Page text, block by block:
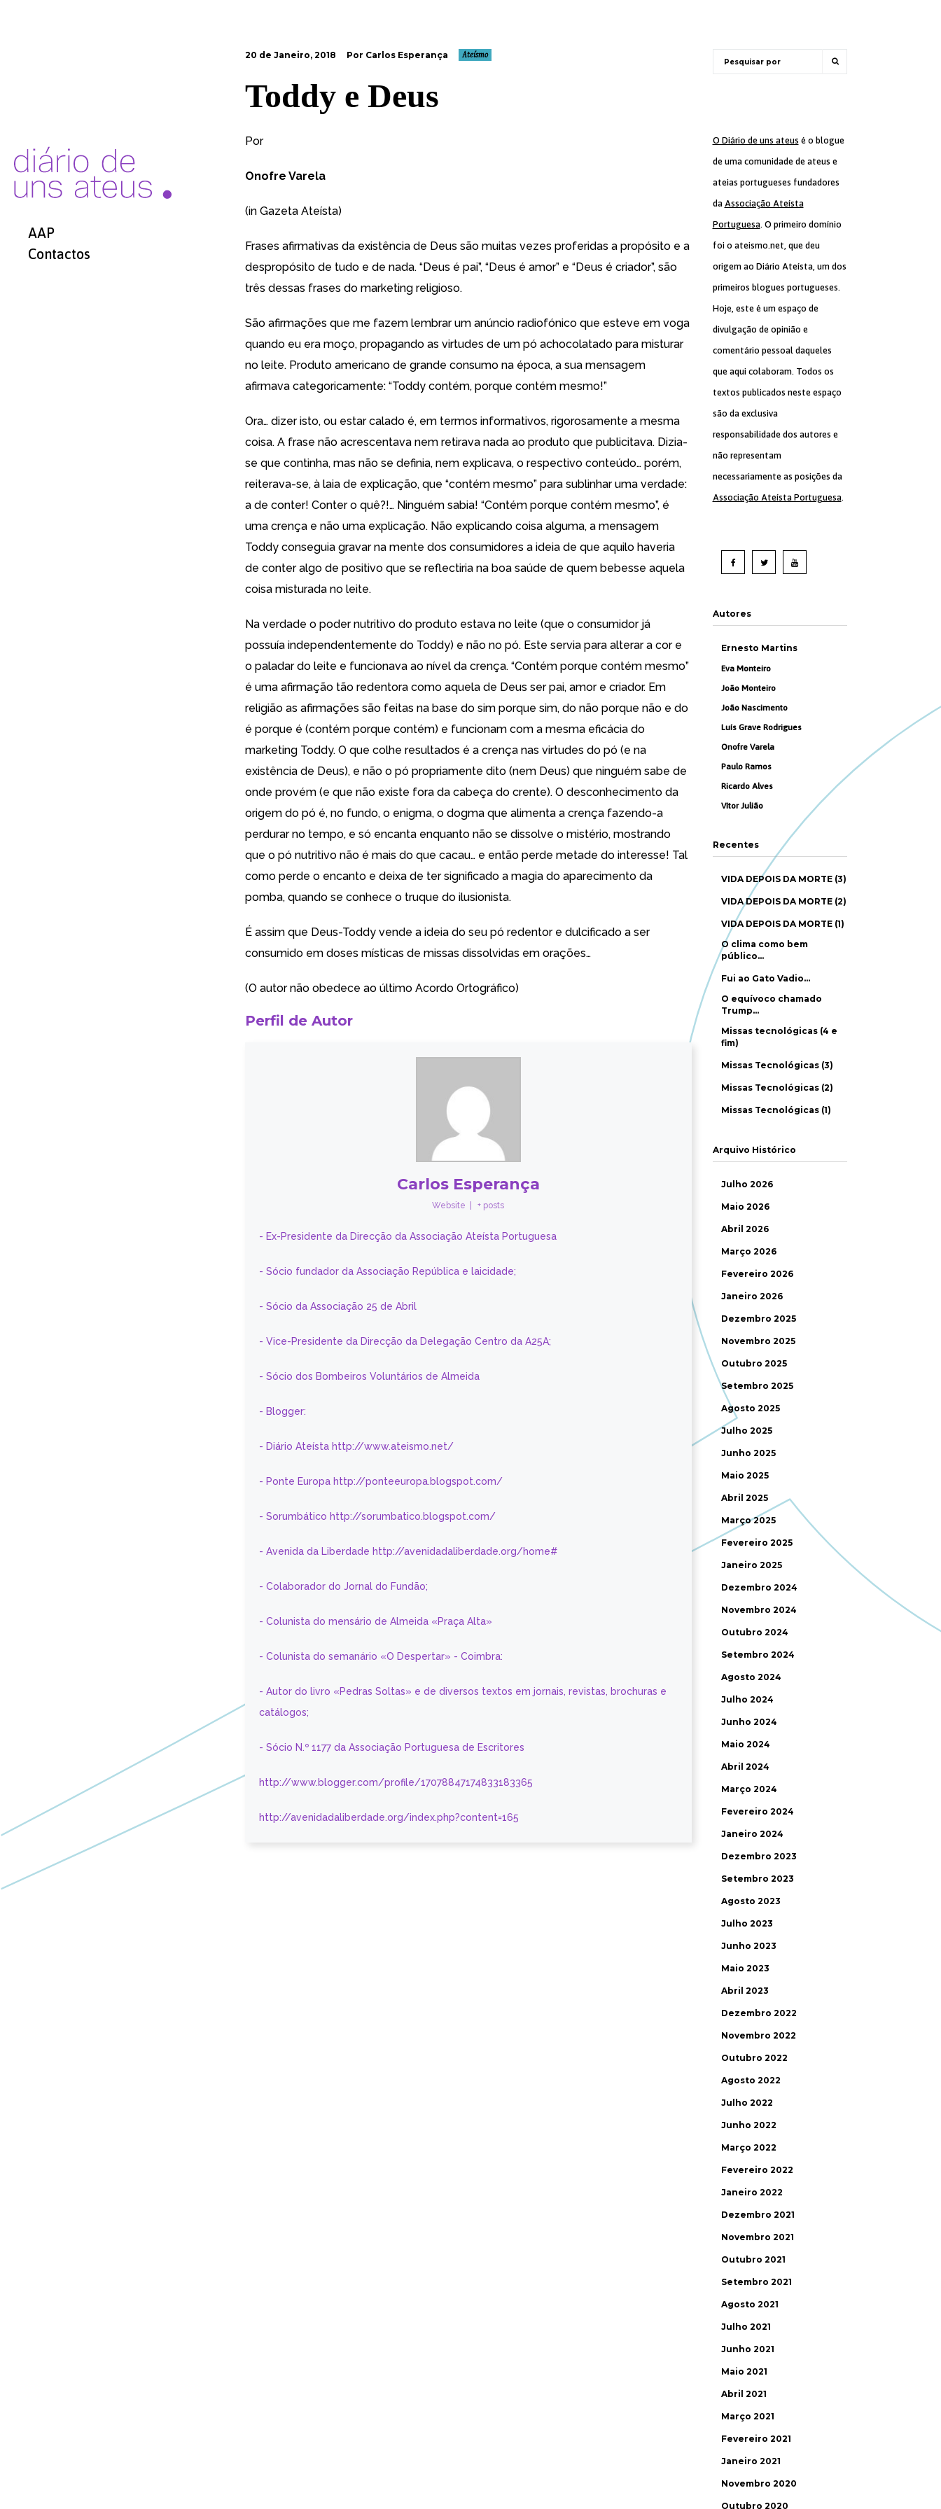
AAP
Contactos
20 de Janeiro, 2018 Por Carlos Esperança Ateísmo
Toddy e Deus
Por
Onofre Varela
(in Gazeta Ateísta)
Frases afirmativas da existência de Deus são muitas vezes proferidas a propósito e a
despropósito de tudo e de nada. “Deus é pai”, “Deus é amor” e “Deus é criador”, são
três dessas frases do marketing religioso.
São afirmações que me fazem lembrar um anúncio radiofónico que esteve em voga
quando eu era moço, propagando as virtudes de um pó achocolatado para misturar
no leite. Produto americano de grande consumo na época, a sua mensagem
afirmava categoricamente: “Toddy contém, porque contém mesmo!”
Ora… dizer isto, ou estar calado é, em termos informativos, rigorosamente a mesma
coisa. A frase não acrescentava nem retirava nada ao produto que publicitava. Dizia-
se que continha, mas não se definia, nem explicava, o respectivo conteúdo… porém,
reiterava-se, à laia de explicação, que “contém mesmo” para sublinhar uma verdade:
a de conter! Conter o quê?!… Ninguém sabia! “Contém porque contém mesmo”, é
uma crença e não uma explicação. Não explicando coisa alguma, a mensagem
Toddy conseguia gravar na mente dos consumidores a ideia de que aquilo haveria
de conter algo de positivo que se reflectiria na boa saúde de quem bebesse aquela
coisa misturada no leite.
Na verdade o poder nutritivo do produto estava no leite (que o consumidor já
possuía independentemente do Toddy) e não no pó. Este servia para alterar a cor e
o paladar do leite e funcionava ao nível da crença. “Contém porque contém mesmo”
é uma afirmação tão redentora como aquela de Deus ser pai, amor e criador. Em
religião as afirmações são feitas na base do sim porque sim, do não porque não e do
é porque é (contém porque contém) e funcionam com a mesma eficácia do
marketing Toddy. O que colhe resultados é a crença nas virtudes do pó (e na
existência de Deus), e não o pó propriamente dito (nem Deus) que ninguém sabe de
onde provém (e que não existe fora da cabeça do crente). O desconhecimento da
origem do pó é, no fundo, o enigma, o dogma que alimenta a crença fazendo-a
perdurar no tempo, e só encanta enquanto não se dissolve o mistério, mostrando
que o pó nutritivo não é mais do que cacau… e então perde metade do interesse! Tal
como perde o encanto e deixa de ter significado a magia do aparecimento da
pomba, quando se conhece o truque do ilusionista.
É assim que Deus-Toddy vende a ideia do seu pó redentor e dulcificado a ser
consumido em doses místicas de missas dissolvidas em orações…
(O autor não obedece ao último Acordo Ortográfico)
Perfil de Autor
Carlos Esperança
Website + posts
- Ex-Presidente da Direcção da Associação Ateísta Portuguesa
- Sócio fundador da Associação República e laicidade;
- Sócio da Associação 25 de Abril
- Vice-Presidente da Direcção da Delegação Centro da A25A;
- Sócio dos Bombeiros Voluntários de Almeida
- Blogger:
- Diário Ateísta http://www.ateismo.net/
- Ponte Europa http://ponteeuropa.blogspot.com/
- Sorumbático http://sorumbatico.blogspot.com/
- Avenida da Liberdade http://avenidadaliberdade.org/home#
- Colaborador do Jornal do Fundão;
- Colunista do mensário de Almeida «Praça Alta»
- Colunista do semanário «O Despertar» - Coimbra:
- Autor do livro «Pedras Soltas» e de diversos textos em jornais, revistas, brochuras e
catálogos;
- Sócio N.º 1177 da Associação Portuguesa de Escritores
http://www.blogger.com/profile/17078847174833183365
http://avenidadaliberdade.org/index.php?content=165
O Diário de uns ateus é o blogue
de uma comunidade de ateus e
ateias portugueses fundadores
da Associação Ateísta
Portuguesa. O primeiro domínio
foi o ateismo.net, que deu
origem ao Diário Ateísta, um dos
primeiros blogues portugueses.
Hoje, este é um espaço de
divulgação de opinião e
comentário pessoal daqueles
que aqui colaboram. Todos os
textos publicados neste espaço
são da exclusiva
responsabilidade dos autores e
não representam
necessariamente as posições da
Associação Ateísta Portuguesa.
Autores
Ernesto Martins
Eva Monteiro
João Monteiro
João Nascimento
Luís Grave Rodrigues
Onofre Varela
Paulo Ramos
Ricardo Alves
Vítor Julião
Recentes
VIDA DEPOIS DA MORTE (3)
VIDA DEPOIS DA MORTE (2)
VIDA DEPOIS DA MORTE (1)
O clima como bem
público…
Fui ao Gato Vadio…
O equívoco chamado
Trump…
Missas tecnológicas (4 e
fim)
Missas Tecnológicas (3)
Missas Tecnológicas (2)
Missas Tecnológicas (1)
Arquivo Histórico
Julho 2026
Maio 2026
Abril 2026
Março 2026
Fevereiro 2026
Janeiro 2026
Dezembro 2025
Novembro 2025
Outubro 2025
Setembro 2025
Agosto 2025
Julho 2025
Junho 2025
Maio 2025
Abril 2025
Março 2025
Fevereiro 2025
Janeiro 2025
Dezembro 2024
Novembro 2024
Outubro 2024
Setembro 2024
Agosto 2024
Julho 2024
Junho 2024
Maio 2024
Abril 2024
Março 2024
Fevereiro 2024
Janeiro 2024
Dezembro 2023
Setembro 2023
Agosto 2023
Julho 2023
Junho 2023
Maio 2023
Abril 2023
Dezembro 2022
Novembro 2022
Outubro 2022
Agosto 2022
Julho 2022
Junho 2022
Março 2022
Fevereiro 2022
Janeiro 2022
Dezembro 2021
Novembro 2021
Outubro 2021
Setembro 2021
Agosto 2021
Julho 2021
Junho 2021
Maio 2021
Abril 2021
Março 2021
Fevereiro 2021
Janeiro 2021
Novembro 2020
Outubro 2020